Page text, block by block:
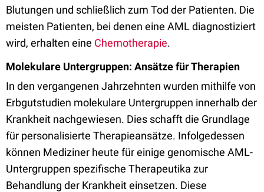
Blutungen und schließlich zum Tod der Patienten. Die
meisten Patienten, bei denen eine AML diagnostiziert
wird, erhalten eine Chemotherapie.
Molekulare Untergruppen: Ansätze für Therapien
In den vergangenen Jahrzehnten wurden mithilfe von
Erbgutstudien molekulare Untergruppen innerhalb der
Krankheit nachgewiesen. Dies schafft die Grundlage
für personalisierte Therapieansätze. Infolgedessen
können Mediziner heute für einige genomische AML-
Untergruppen spezifische Therapeutika zur
Behandlung der Krankheit einsetzen. Diese